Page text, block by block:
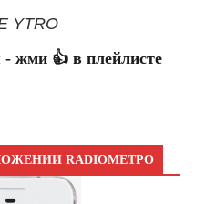
YTRO
- жми 👍 в плейлисте
RADIOМЕТРО